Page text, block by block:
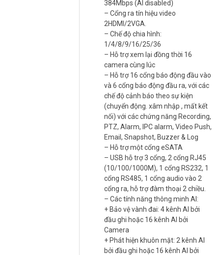
+ Video Metadata: 8 kênh AI bởi Camera
+ ANPR: 8 kênh camera Nhận diện biển số (ANPR) , hỗ trợ lên đến
+ Các chức năng thông minh khác: AI by Camera: Đếm người,
Heatmap, Stereo Analysis, Crown distribution…
– Hỗ trợ tên miền miễn phí KBVISION.TV và P2P
– Phần mềm sử dụng: KBVIEW Plus, KBiVMS, KBVMS Lite
– Hỗ trợ Auto Register 1.0 và 2.0 thêm Camera từ xa về đầu ghi:
– Hỗ trợ chuẩn ONVIF 2.4, kết nối với camera của các hãng khác
– Điện áp AC 100-240V, công suất không ổ cứng 13W
– Kích thước 1.5U, 440.0 mm × 415.1 mm x 70.0 mm
– Trọng lượng không ổ cứng 4.74kg
– Nhiệt độ hoạt động: -10°C ~ +55°C
Đầu ghi KBVISION KX-DAi4K8432EN3-VN là lựa chọn AI đỉnh cao
cho hệ thống 32 kênh cần nhận diện khuôn mặt, ANPR 20.000 biển
số, heatmap và lưu trữ tới 80TB. Băng thông 384 Mbps, 2 LAN
Gigabit, 16 cổng alarm. Liên hệ ngay để được tư vấn cấu hình và
nhận báo giá miễn phí. Tham khảo thêm thông tin tạiFacebook
384Mbps (AI disabled)
– Cổng ra tín hiệu video
2HDMI/2VGA.
– Chế độ chia hình:
1/4/8/9/16/25/36
– Hỗ trợ xem lại đồng thời 16
camera cùng lúc
– Hỗ trợ 16 cổng báo động đầu vào
và 6 cổng báo động đầu ra, với các
chế độ cảnh báo theo sự kiện
(chuyển động. xâm nhập , mất kết
nối) với các chứng năng Recording,
PTZ, Alarm, IPC alarm, Video Push,
Email, Snapshot, Buzzer & Log
– Hỗ trợ một cổng eSATA
– USB hỗ trợ 3 cổng, 2 cổng RJ45
(10/100/1000M), 1 cổng RS232, 1
cổng RS485, 1 cổng audio vào 2
cổng ra, hỗ trợ đàm thoại 2 chiều.
– Các tính năng thông minh AI:
+ Bảo vệ vành đai: 4 kênh AI bởi
đầu ghi hoặc 16 kênh AI bởi
Camera
+ Phát hiện khuôn mặt: 2 kênh AI
bởi đầu ghi hoặc 16 kênh AI bởi